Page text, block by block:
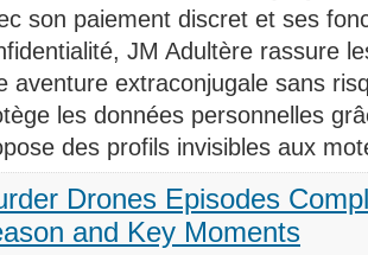
son paiement discret et ses
JM Adultère rassure
aventure extraconjugale sans
les données personnelles
des profils invisibles aux
Drones Episodes
and Key Moments